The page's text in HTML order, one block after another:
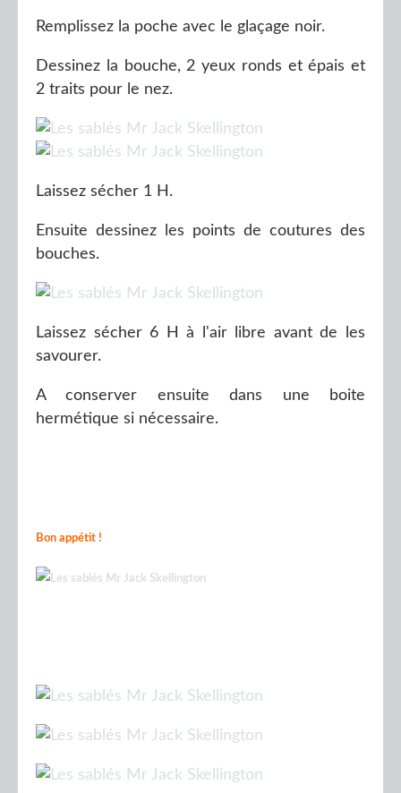
Remplissez la poche avec le glaçage noir.
Dessinez la bouche, 2 yeux ronds et épais et
2 traits pour le nez.
Laissez sécher 1 H.
Ensuite dessinez les points de coutures des
bouches.
Laissez sécher 6 H à l'air libre avant de les
savourer.
A conserver ensuite dans une boite
hermétique si nécessaire.
Bon appétit !